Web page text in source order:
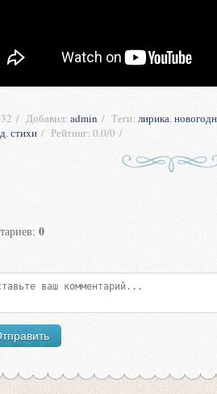
Добавил: admin Теги: лирика,
,стихи Рейтинг: 0.0/0
: 0